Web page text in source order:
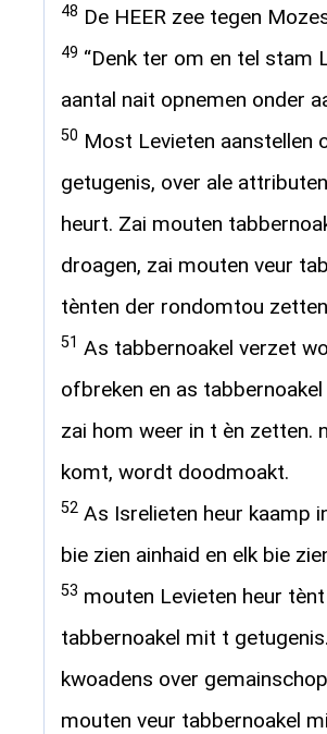
48 De HEER zee tegen
49 “Denk ter om en tel stam
aantal nait opnemen onder
50 Most Levieten aanstellen
getugenis, over ale
heurt. Zai mouten
droagen, zai mouten veur
tènten der rondomtou
51 As tabbernoakel verzet
ofbreken en as
zai hom weer in t èn zetten.
komt, wordt doodmoakt.
52 As Isrelieten heur kaamp
bie zien ainhaid en elk bie
53 mouten Levieten heur
tabbernoakel mit t
kwoadens over
mouten veur tabbernoakel